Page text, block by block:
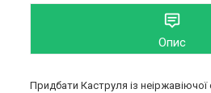
Опис
Придбати Каструля із